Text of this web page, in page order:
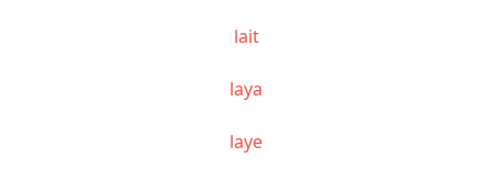
lait
laya
laye